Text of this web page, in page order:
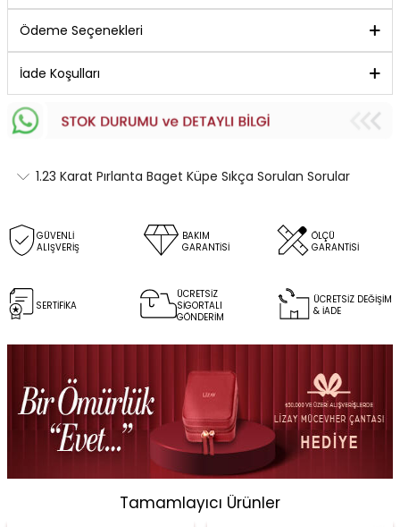
Ödeme Seçenekleri
İade Koşulları
1.23 Karat Pırlanta Baget Küpe Sıkça Sorulan Sorular
GÜVENLİ
ALIŞVERİŞ
BAKIM
GARANTİSİ
ÖLÇÜ
GARANTİSİ
SERTİFİKA
ÜCRETSİZ
SİGORTALI
GÖNDERİM
ÜCRETSİZ DEĞİŞİM
& İADE
Tamamlayıcı Ürünler